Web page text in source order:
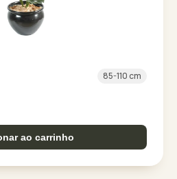
85-110 cm
ao carrinho